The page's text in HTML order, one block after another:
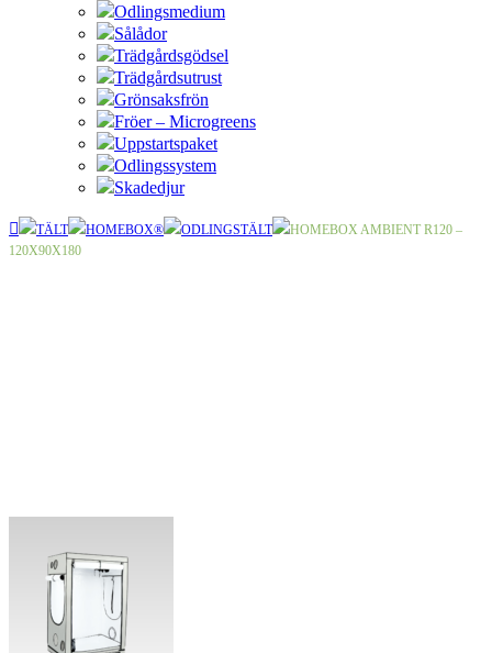
Odlingsmedium
Sålådor
Trädgårdsgödsel
Trädgårdsutrust
Grönsaksfrön
Fröer – Microgreens
Uppstartspaket
Odlingssystem
Skadedjur
TÄLT HOMEBOX® ODLINGSTÄLT
HOMEBOX AMBIENT R120 –
120X90X180